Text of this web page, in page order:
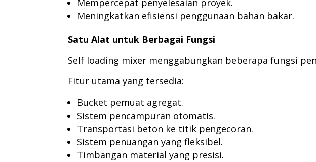
Mempercepat penyelesaian proyek.
Meningkatkan efisiensi penggunaan bahan bakar.
Satu Alat untuk Berbagai Fungsi
Self loading mixer menggabungkan beberapa fungsi
Fitur utama yang tersedia:
Bucket pemuat agregat.
Sistem pencampuran otomatis.
Transportasi beton ke titik pengecoran.
Sistem penuangan yang fleksibel.
Timbangan material yang presisi.